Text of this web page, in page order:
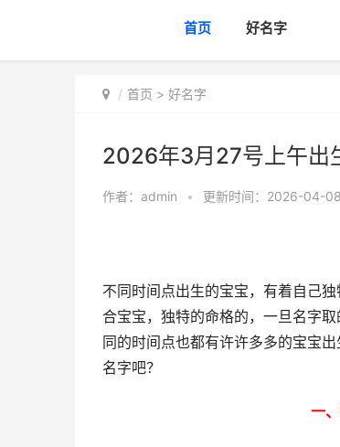
首页 好名字
首页 > 好名字
2026年3月27号上午出
作者： admin • 更新时间：2026-04-08
不同时间点出生的宝宝，有着自己
合宝宝，独特的命格的，一旦名字
同的时间点也都有许许多多的宝宝
名字吧？
一